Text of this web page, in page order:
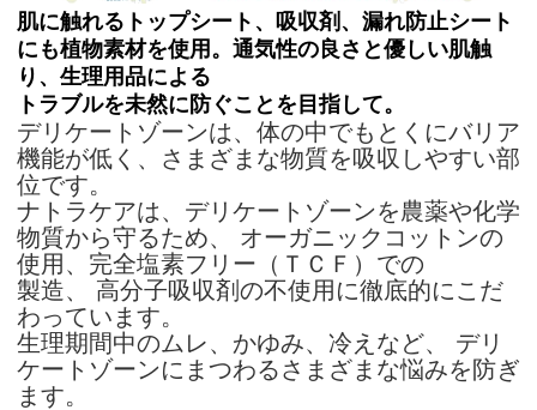
肌に触れるトップシート、吸収剤、漏れ防止シート
にも植物素材を使用。通気性の良さと優しい肌触
り、 生理用品による
トラブルを未然に防ぐことを目指して。
デリケートゾーンは、体の中でもとくにバリア
機能が低く、さまざまな物質を吸収しやすい部
位です。
ナトラケアは、デリケートゾーンを農薬や化学
物質から守るため、 オーガニックコットンの
使用、完全塩素フリー（ＴＣＦ）での
製造、 高分子吸収剤の不使用に徹底的にこだ
わっています。
生理期間中のムレ、かゆみ、冷えなど、 デリ
ケートゾーンにまつわるさまざまな悩みを防ぎ
ます。